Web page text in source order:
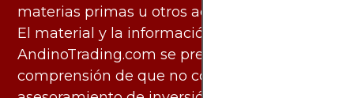
materias primas u otros activos.
El material y la información disponibles en
AndinoTrading.com se presentan con la
comprensión de que no constituyen